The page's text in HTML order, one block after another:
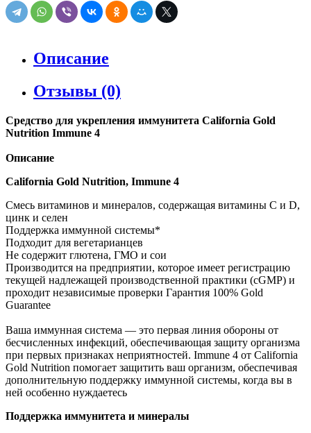
Описание
Отзывы (0)
Средство для укрепления иммунитета California Gold
Nutrition Immune 4
Описание
California Gold Nutrition, Immune 4
Смесь витаминов и минералов, содержащая витамины C и D,
цинк и селен
Поддержка иммунной системы*
Подходит для вегетарианцев
Не содержит глютена, ГМО и сои
Производится на предприятии, которое имеет регистрацию
текущей надлежащей производственной практики (cGMP) и
проходит независимые проверки Гарантия 100% Gold
Guarantee
Ваша иммунная система — это первая линия обороны от
бесчисленных инфекций, обеспечивающая защиту организма
при первых признаках неприятностей. Immune 4 от California
Gold Nutrition помогает защитить ваш организм, обеспечивая
дополнительную поддержку иммунной системы, когда вы в
ней особенно нуждаетесь
Поддержка иммунитета и минералы